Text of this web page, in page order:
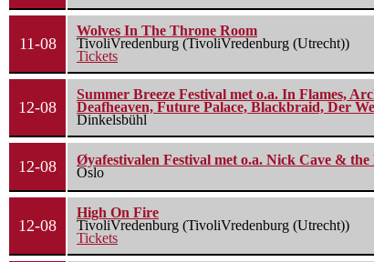
11-08
Wolves In The Throne Room
TivoliVredenburg (TivoliVredenburg (Utrecht))
Tickets
12-08
Summer Breeze Festival met o.a. In Flames,
Deafheaven, Future Palace, Blackbraid, Der
Dinkelsbühl
12-08
Øyafestivalen Festival met o.a. Nick Cave & the
Oslo
12-08
High On Fire
TivoliVredenburg (TivoliVredenburg (Utrecht))
Tickets